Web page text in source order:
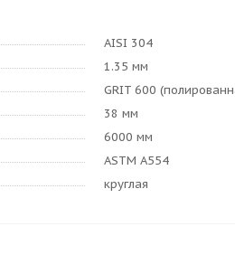
AISI 304
1.35 мм
GRIT 600
38 мм
6000 мм
ASTM A554
круглая